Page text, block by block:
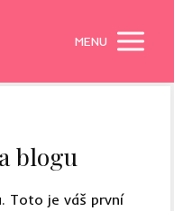
MENU
blogu
Toto je váš první